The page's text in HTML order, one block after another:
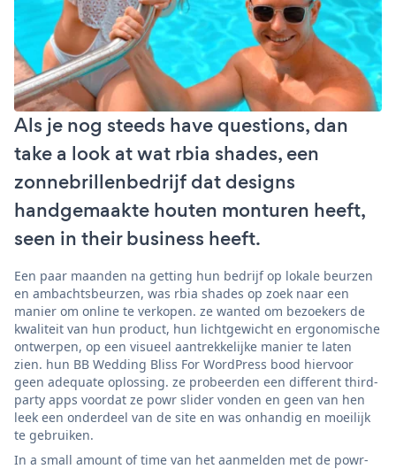
Als je nog steeds have questions, dan
take a look at wat rbia shades, een
zonnebrillenbedrijf dat designs
handgemaakte houten monturen heeft,
seen in their business heeft.
Een paar maanden na getting hun bedrijf op lokale beurzen
en ambachtsbeurzen, was rbia shades op zoek naar een
manier om online te verkopen. ze wanted om bezoekers de
kwaliteit van hun product, hun lichtgewicht en ergonomische
ontwerpen, op een visueel aantrekkelijke manier te laten
zien. hun BB Wedding Bliss For WordPress bood hiervoor
geen adequate oplossing. ze probeerden een different third-
party apps voordat ze powr slider vonden en geen van hen
leek een onderdeel van de site en was onhandig en moeilijk
te gebruiken.
In a small amount of time van het aanmelden met de powr-